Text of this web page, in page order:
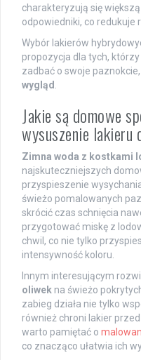
charakteryzują się
odpowiedniki, co redukuje
Wybór lakierów
propozycja dla tych,
zadbać o swoje
wygląd
Jakie są domowe
wysuszenie lakieru
Zimna woda z kostkami
najskuteczniejszych
przyspieszenie
świeżo pomalowanych
skrócić czas schnięcia
przygotować miskę z
chwil, co nie tylko
intensywność koloru.
Innym interesującym
oliwek na świeżo
zabieg działa nie tylko
również chroni lakier
warto pamiętać o
co znacząco ułatwia ich